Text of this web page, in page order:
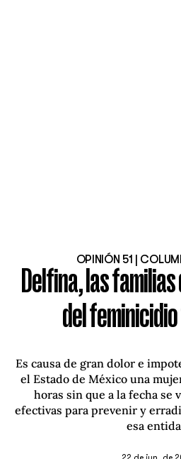
OPINIÓN 51 |
Delfina, las
del
Es causa de gran dolor e
el Estado de México una
horas sin que a la fecha se
efectivas para prevenir y
esa